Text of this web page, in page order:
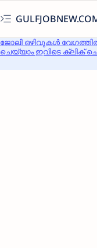
ജോലി ഒഴിവുകൾ
ചെയ്യാം ഇവിടെ ക്ലിക്